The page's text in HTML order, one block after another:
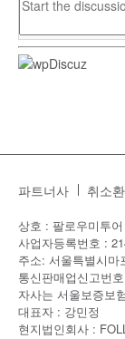
파트너사 취소
상호 : 팔로우미투어
사업자등록번호 :
주소: 서울특별시마
통신판매업신고번
자사는 서울보증보
대표자 : 강민정
현지법인회사 :